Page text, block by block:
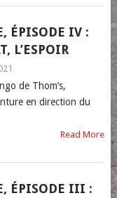
ÉPISODE IV :
L’ESPOIR
de Thom’s,
en direction du
Read More
ÉPISODE III :